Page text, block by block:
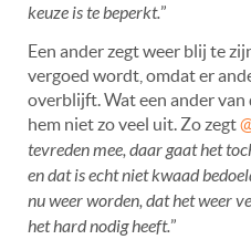
keuze is te beperkt.”
Een ander zegt weer blij te
vergoed wordt, omdat er
overblijft. Wat een ander
hem niet zo veel uit. Zo zegt
tevreden mee, daar gaat het
en dat is echt niet kwaad
nu weer worden, dat het weer
het hard nodig heeft.”